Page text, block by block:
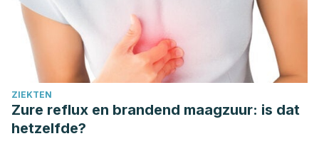
ZIEKTEN
Zure reflux en brandend maagzuur: is dat
hetzelfde?